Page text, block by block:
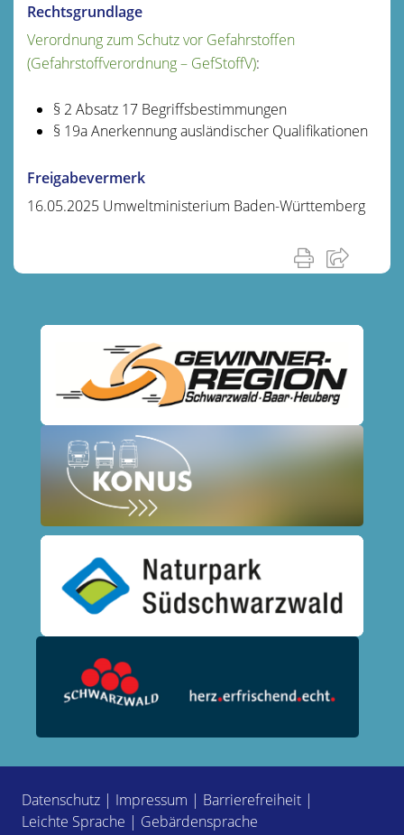
Rechtsgrundlage
Verordnung zum Schutz vor Gefahrstoffen
(Gefahrstoffverordnung – GefStoffV):
§ 2 Absatz 17 Begriffsbestimmungen
§ 19a Anerkennung ausländischer Qualifikationen
Freigabevermerk
16.05.2025 Umweltministerium Baden-Württemberg
Datenschutz | Impressum | Barrierefreiheit |
Leichte Sprache | Gebärdensprache